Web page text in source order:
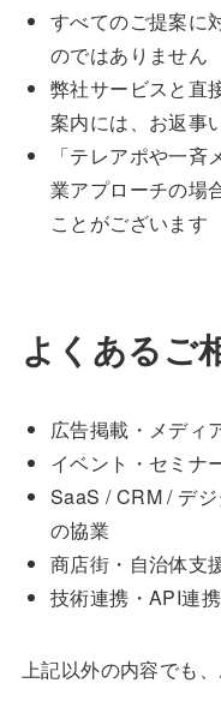
すべてのご提案に
のではありません
弊社サービスと直
案内には、お返事
「テレアポや一
業アプローチの場
ことがございます
よくあるご
広告掲載・メディ
イベント・セミナ
SaaS / CRM / デ
の協業
商店街・自治体支
技術連携・API連
上記以外の内容でも